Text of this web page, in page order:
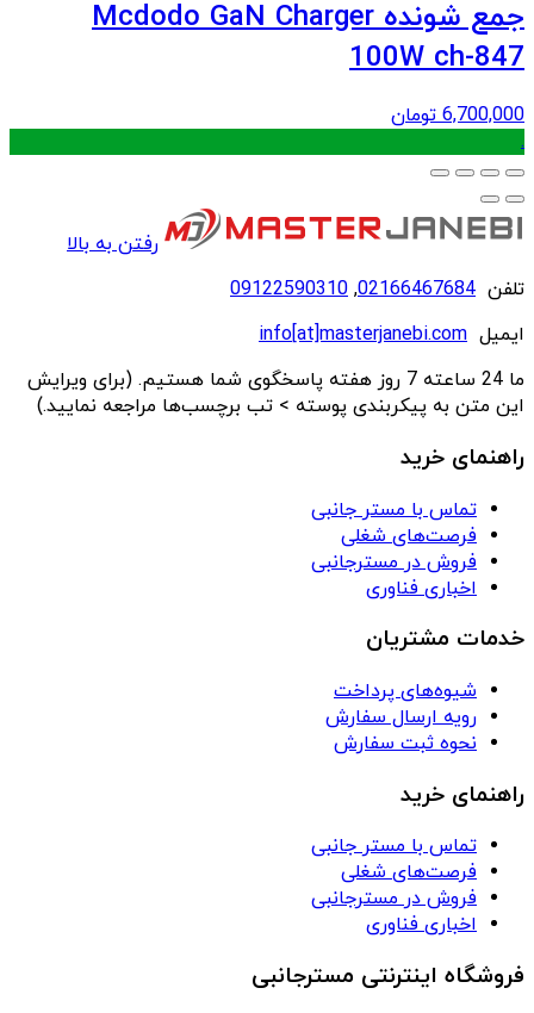
جمع شونده Mcdodo GaN Charger
100W ch-847
6,700,000 تومان
.
رفتن به بالا
تلفن 02166467684
,
09122590310
ایمیل info[at]masterjanebi.com
ما 24 ساعته 7 روز هفته پاسخگوی شما هستیم. (برای ویرایش
این متن به پیکربندی پوسته > تب برچسب‌ها مراجعه نمایید.)
راهنمای خرید
تماس با مستر جانبی
فرصت‌های شغلی
فروش در مسترجانبی
اخباری فناوری
خدمات مشتریان
شیوه‌های پرداخت
رویه ارسال سفارش
نحوه ثبت سفارش
راهنمای خرید
تماس با مستر جانبی
فرصت‌های شغلی
فروش در مسترجانبی
اخباری فناوری
فروشگاه اینترنتی مسترجانبی